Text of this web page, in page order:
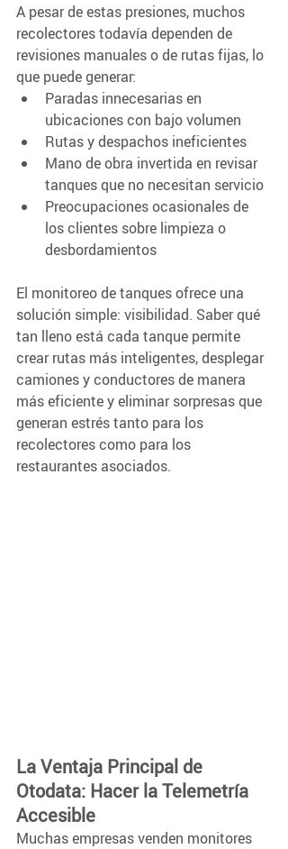
A pesar de estas presiones, muchos
recolectores todavía dependen de
revisiones manuales o de rutas fijas, lo
que puede generar:
Paradas innecesarias en
ubicaciones con bajo volumen
Rutas y despachos ineficientes
Mano de obra invertida en revisar
tanques que no necesitan servicio
Preocupaciones ocasionales de
los clientes sobre limpieza o
desbordamientos
El monitoreo de tanques ofrece una
solución simple: visibilidad. Saber qué
tan lleno está cada tanque permite
crear rutas más inteligentes, desplegar
camiones y conductores de manera
más eficiente y eliminar sorpresas que
generan estrés tanto para los
recolectores como para los
restaurantes asociados.
La Ventaja Principal de
Otodata: Hacer la Telemetría
Accesible
Muchas empresas venden monitores